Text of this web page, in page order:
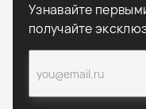
Узнавайте
получайте